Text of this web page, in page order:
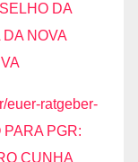
DA
NOVA
euer-ratgeber-
PARA PGR:
CUNHA